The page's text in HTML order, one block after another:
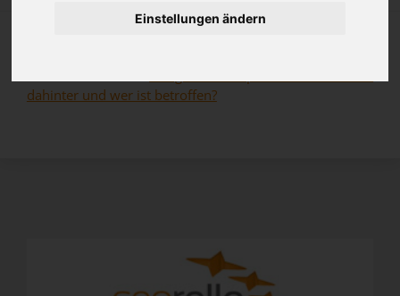
Einstellungen ändern
dahinter und wer ist betroffen?